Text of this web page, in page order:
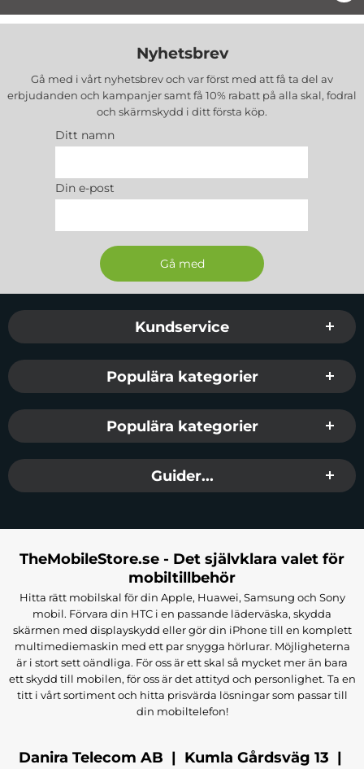
Nyhetsbrev
Gå med i vårt nyhetsbrev och var först med att få ta del av
erbjudanden och kampanjer samt få 10% rabatt på alla skal, fodral
och skärmskydd i ditt första köp.
Ditt namn
Din e-post
Sidfot Blandad info och länkar
Kundservice
Populära kategorier
Populära kategorier
Guider...
TheMobileStore.se - Det självklara valet för
mobiltillbehör
Hitta rätt mobilskal för din Apple, Huawei, Samsung och Sony
mobil. Förvara din HTC i en passande läderväska, skydda
skärmen med displayskydd eller gör din iPhone till en komplett
multimediemaskin med ett par snygga hörlurar. Möjligheterna
är i stort sett oändliga. För oss är ett skal så mycket mer än bara
ett skydd till mobilen, för oss är det attityd och personlighet. Ta en
titt i vårt sortiment och hitta prisvärda lösningar som passar till
din mobiltelefon!
Danira Telecom AB | Kumla Gårdsväg 13 |